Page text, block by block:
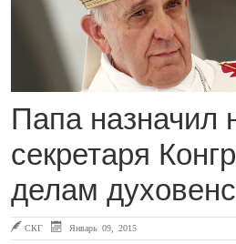
Папа назначил
секретаря
делам
СКГ Январь 09, 2015